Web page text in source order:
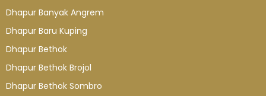
Dhapur Banyak Angrem
Dhapur Baru Kuping
Dhapur Bethok
Dhapur Bethok Brojol
Dhapur Bethok Sombro